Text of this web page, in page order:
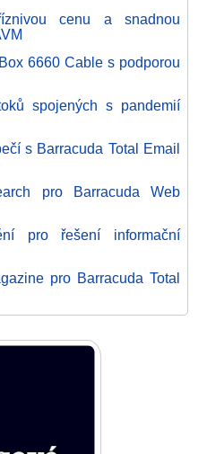
cenu a snadnou
6660 Cable s podporou
spojených s pandemií
s Barracuda Total Email
pro Barracuda Web
pro řešení informační
pro Barracuda Total